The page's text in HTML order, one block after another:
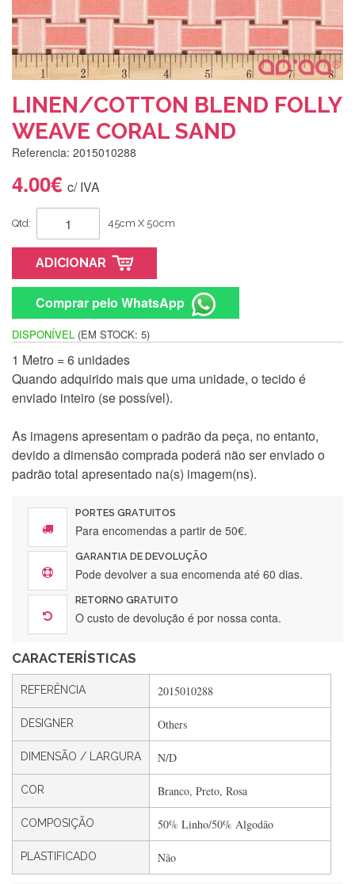
LINEN/COTTON BLEND FOLLY
WEAVE CORAL SAND
Referencia: 2015010288
4.00€ c/ IVA
Qtd: 45cm X 50cm
ADICIONAR
Comprar pelo WhatsApp
DISPONÍVEL (EM STOCK: 5)
1 Metro = 6 unidades
Quando adquirido mais que uma unidade, o tecido é
enviado inteiro (se possível).
As imagens apresentam o padrão da peça, no entanto,
devido a dimensão comprada poderá não ser enviado o
padrão total apresentado na(s) imagem(ns).
PORTES GRATUITOS
Para encomendas a partir de 50€.
GARANTIA DE DEVOLUÇÃO
Pode devolver a sua encomenda até 60 dias.
RETORNO GRATUITO
O custo de devolução é por nossa conta.
CARACTERÍSTICAS
REFERÊNCIA 2015010288
DESIGNER Others
DIMENSÃO / LARGURA N/D
COR Branco, Preto, Rosa
COMPOSIÇÃO 50% Linho/50% Algodão
PLASTIFICADO Não
Encomenda direitinha. Rapidez e segurança. Volto a
encomendar.
Silvia André
Gostei ,Serviço bastante rápido. recomendo
Filipa Freire
Rápido, atendimento 5*. Hoje chegará a segunda encomenda
feita de muitas certamente❤️